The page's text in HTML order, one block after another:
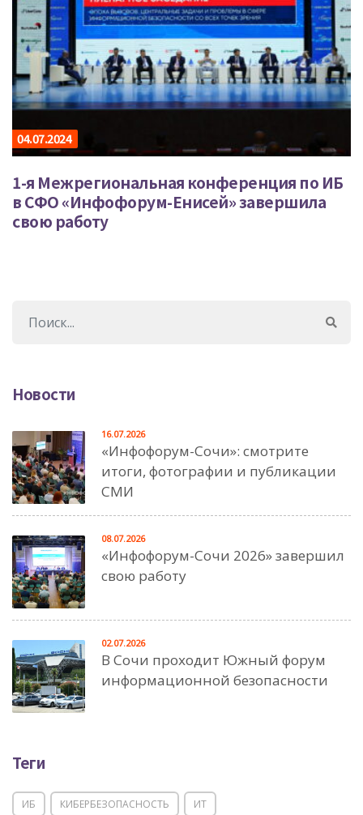
04.07.2024
1-я Межрегиональная конференция по ИБ
в СФО «Инфофорум-Енисей» завершила
свою работу
Новости
«Инфофорум-Сочи»: смотрите
итоги, фотографии и публикации
СМИ
16.07.2026
«Инфофорум-Сочи 2026» завершил
свою работу
08.07.2026
В Сочи проходит Южный форум
информационной безопасности
02.07.2026
Теги
ИБ КИБЕРБЕЗОПАСНОСТЬ ИТ